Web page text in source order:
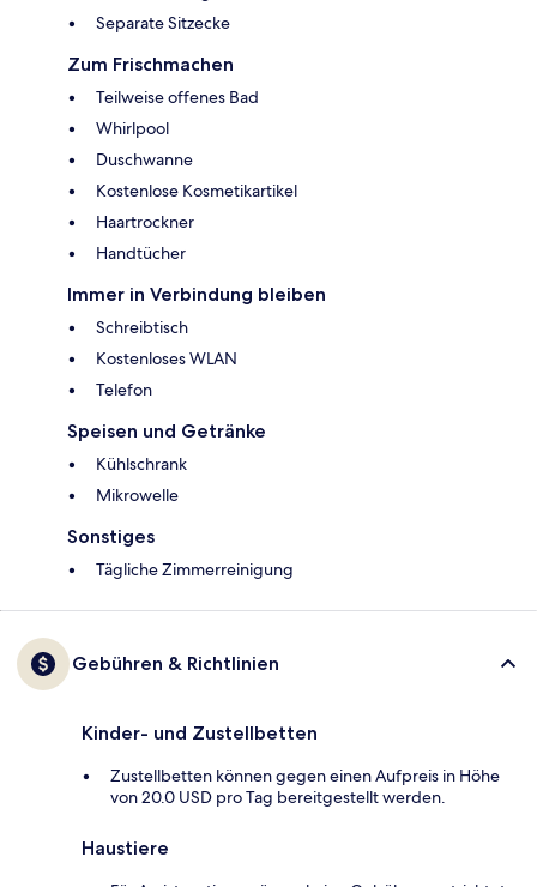
Separate Sitzecke
Zum Frischmachen
Teilweise offenes Bad
Whirlpool
Duschwanne
Kostenlose Kosmetikartikel
Haartrockner
Handtücher
Immer in Verbindung bleiben
Schreibtisch
Kostenloses WLAN
Telefon
Speisen und Getränke
Kühlschrank
Mikrowelle
Sonstiges
Tägliche Zimmerreinigung
Gebühren & Richtlinien
Kinder- und Zustellbetten
Zustellbetten können gegen einen Aufpreis in Höhe
von 20.0 USD pro Tag bereitgestellt werden.
Haustiere